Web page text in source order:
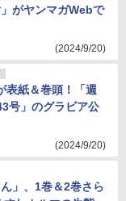
がヤンマガWebで
(2024/9/20)
表紙＆巻頭！「週
号」のグラビア公
(2024/9/20)
」、1巻＆2巻さら